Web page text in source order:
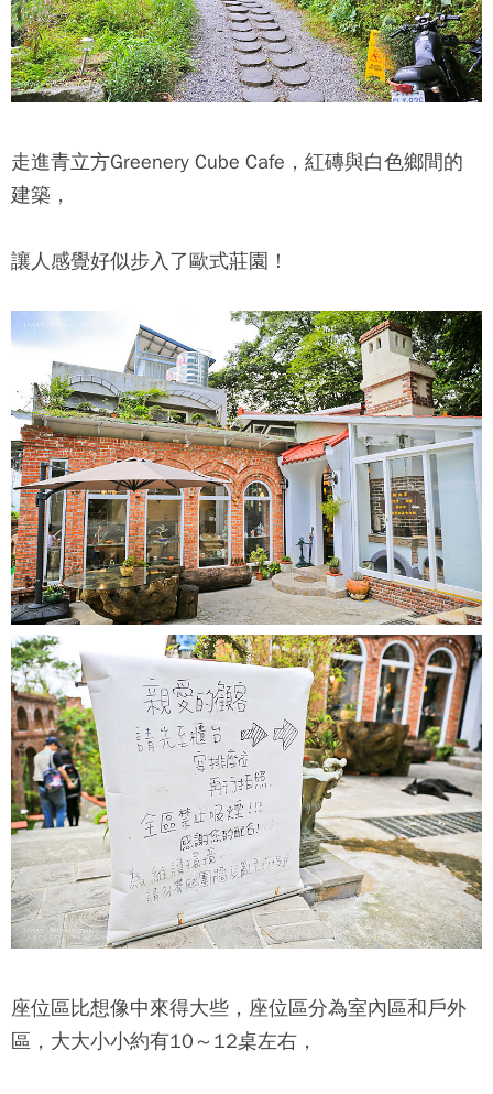
走進青立方Greenery Cube Cafe，紅磚與白色鄉間的
建築，
讓人感覺好似步入了歐式莊園！
座位區比想像中來得大些，座位區分為室內區和戶外
區，大大小小約有10～12桌左右，